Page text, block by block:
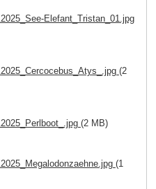
Elefant_Tristan_01.jpg
(2
(2 MB)
(1